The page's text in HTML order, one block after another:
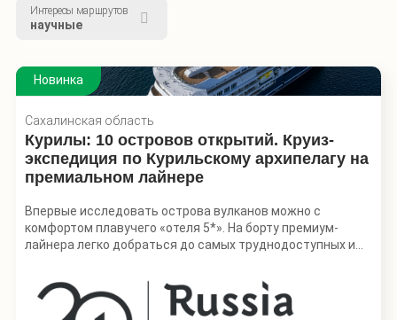
Интересы маршрутов
научные
Новинка
Сахалинская область
Курилы: 10 островов открытий. Круиз-
экспедиция по Курильскому архипелагу на
премиальном лайнере
Впервые исследовать острова вулканов можно с
комфортом плавучего «отеля 5*». На борту премиум-
лайнера легко добраться до самых труднодоступных и
локации. Это путешествие — возможность совместить
комфорт и погружение в дикую природу: участников ждут
трекинги и восхождения, каякинг и сапбординг, купание в